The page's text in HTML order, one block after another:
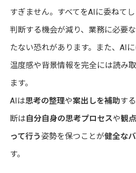
すぎません。すべてをAIに委ねて
判断する機会が減り、業務に必要な
たない恐れがあります。また、AI
温度感や背景情報を完全には読み
ます。
AIは思考の整理や案出しを補助す
断は自分自身の思考プロセスや観点
って行う 姿勢を保つことが健全な
す。